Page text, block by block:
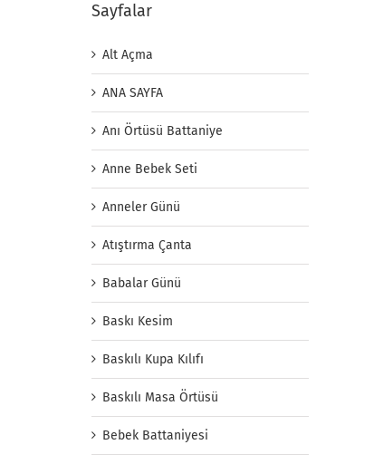
Sayfalar
Alt Açma
ANA SAYFA
Anı Örtüsü Battaniye
Anne Bebek Seti
Anneler Günü
Atıştırma Çanta
Babalar Günü
Baskı Kesim
Baskılı Kupa Kılıfı
Baskılı Masa Örtüsü
Bebek Battaniyesi